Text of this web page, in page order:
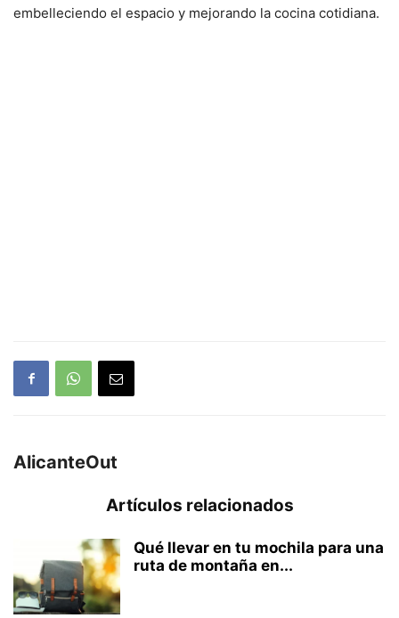
embelleciendo el espacio y mejorando la cocina cotidiana.
AlicanteOut
Artículos relacionados
Qué llevar en tu mochila para una
ruta de montaña en...